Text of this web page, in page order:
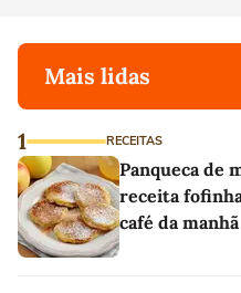
Mais lidas
1 RECEITAS
Panqueca de
receita
café da manhã